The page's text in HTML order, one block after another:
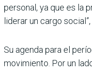
personal, ya que es la
liderar un cargo social”,
Su agenda para el
movimiento. Por un